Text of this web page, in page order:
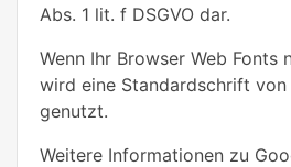
Abs. 1 lit. f DSGVO dar.
Wenn Ihr Browser Web Fonts
wird eine Standardschrift
genutzt.
Weitere Informationen zu